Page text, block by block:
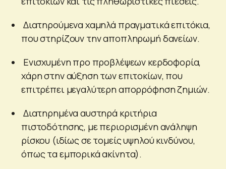
Διατηρούμενα χαμηλά πραγματικά επιτόκια,
που στηρίζουν την αποπληρωμή δανείων.
Ενισχυμένη προ προβλέψεων κερδοφορία,
χάρη στην αύξηση των επιτοκίων, που
επιτρέπει μεγαλύτερη απορρόφηση ζημιών.
Διατηρημένα αυστηρά κριτήρια
πιστοδότησης, με περιορισμένη ανάληψη
ρίσκου (ιδίως σε τομείς υψηλού κινδύνου,
όπως τα εμπορικά ακίνητα).